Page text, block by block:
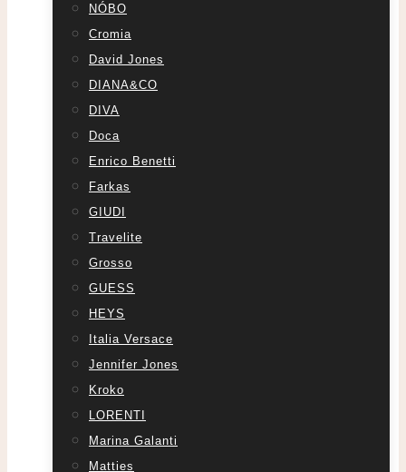
NÓBO
Cromia
David Jones
DIANA&CO
DIVA
Doca
Enrico Benetti
Farkas
GIUDI
Travelite
Grosso
GUESS
HEYS
Italia Versace
Jennifer Jones
Kroko
LORENTI
Marina Galanti
Matties